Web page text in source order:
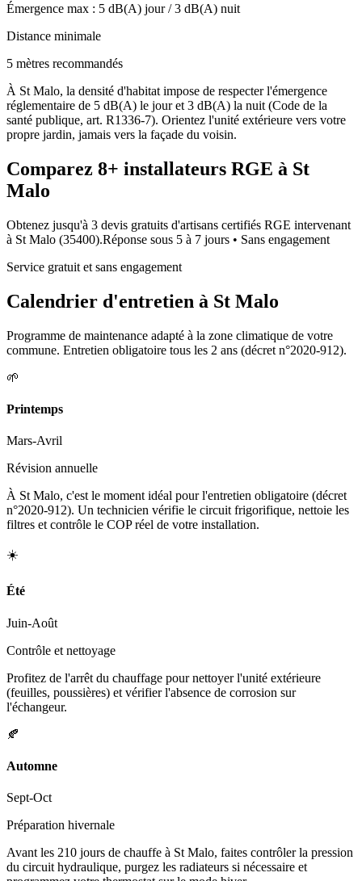
Émergence max : 5 dB(A) jour /3 dB(A) nuit
Distance minimale
5 mètres recommandés
À St Malo, la densité d'habitat impose de respecter l'émergence
réglementaire de 5 dB(A) le jour et 3 dB(A) la nuit (Code de la
santé publique, art. R1336-7). Orientez l'unité extérieure vers votre
propre jardin, jamais vers la façade du voisin.
Comparez 8+ installateurs RGE à St
Malo
Obtenez jusqu'à 3 devis gratuits d'artisans certifiés RGE intervenant
à St Malo (35400).Réponse sous 5 à 7 jours • Sans engagement
Service gratuit et sans engagement
Calendrier d'entretien à St Malo
Programme de maintenance adapté à la zone climatique de votre
commune. Entretien obligatoire tous les 2 ans (décret n°2020-912).
🌱
Printemps
Mars-Avril
Révision annuelle
À St Malo, c'est le moment idéal pour l'entretien obligatoire (décret
n°2020-912). Un technicien vérifie le circuit frigorifique, nettoie les
filtres et contrôle le COP réel de votre installation.
☀️
Été
Juin-Août
Contrôle et nettoyage
Profitez de l'arrêt du chauffage pour nettoyer l'unité extérieure
(feuilles, poussières) et vérifier l'absence de corrosion sur
l'échangeur.
🍂
Automne
Sept-Oct
Préparation hivernale
Avant les 210 jours de chauffe à St Malo, faites contrôler la pression
du circuit hydraulique, purgez les radiateurs si nécessaire et